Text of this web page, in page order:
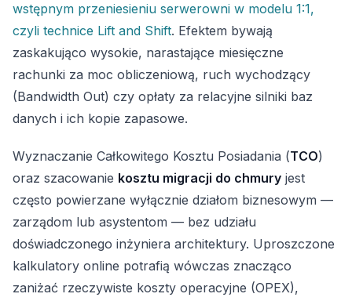
wstępnym przeniesieniu serwerowni w modelu 1:1,
czyli technice Lift and Shift. Efektem bywają
zaskakująco wysokie, narastające miesięczne
rachunki za moc obliczeniową, ruch wychodzący
(Bandwidth Out) czy opłaty za relacyjne silniki baz
danych i ich kopie zapasowe.
Wyznaczanie Całkowitego Kosztu Posiadania (TCO)
oraz szacowanie kosztu migracji do chmury jest
często powierzane wyłącznie działom biznesowym —
zarządom lub asystentom — bez udziału
doświadczonego inżyniera architektury. Uproszczone
kalkulatory online potrafią wówczas znacząco
zaniżać rzeczywiste koszty operacyjne (OPEX),